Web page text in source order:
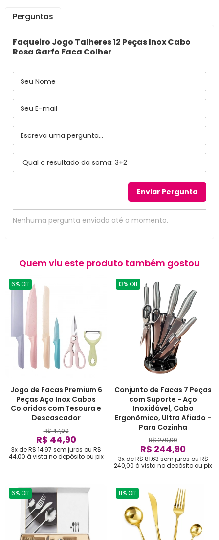
Perguntas
Faqueiro Jogo Talheres 12 Peças Inox Cabo
Rosa Garfo Faca Colher
Nenhuma pergunta enviada até o momento.
Quem viu este produto também gostou
6% Off
Jogo de Facas Premium 6
Peças Aço Inox Cabos
Coloridos com Tesoura e
Descascador
R$ 47,90
R$ 44,90
3x de R$ 14,97 sem juros ou R$
44,00 à vista no depósito ou pix
13% Off
Conjunto de Facas 7 Peças
com Suporte - Aço
Inoxidável, Cabo
Ergonômico, Ultra Afiado -
Para Cozinha
R$ 279,90
R$ 244,90
3x de R$ 81,63 sem juros ou R$
240,00 à vista no depósito ou pix
6% Off 11% Off